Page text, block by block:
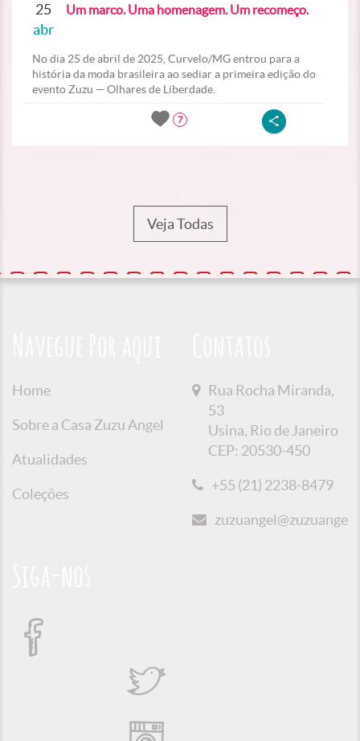
25
abr
Um marco. Uma homenagem. Um recomeço.
No dia 25 de abril de 2025, Curvelo/MG entrou para a
história da moda brasileira ao sediar a primeira edição do
evento Zuzu — Olhares de Liberdade.
7
Veja Todas
Home
Sobre a Casa Zuzu Angel
Atualidades
Coleções
Rua Rocha Miranda,
53
Usina, Rio de Janeiro
CEP: 20530-450
+55 (21) 2238-8479